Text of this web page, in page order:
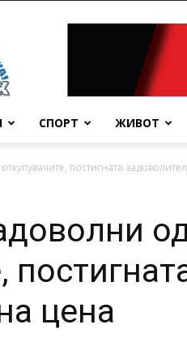
СПОРТ ЖИВОТ
постигната
цена